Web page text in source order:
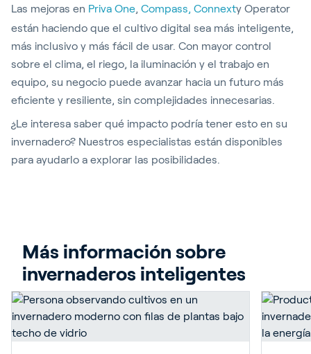
Las mejoras en Priva One, Compass, Connexty Operator
están haciendo que el cultivo digital sea más inteligente,
más inclusivo y más fácil de usar. Con mayor control
sobre el clima, el riego, la iluminación y el trabajo en
equipo, su negocio puede avanzar hacia un futuro más
eficiente y resiliente, sin complejidades innecesarias.
¿Le interesa saber qué impacto podría tener esto en su
invernadero? Nuestros especialistas están disponibles
para ayudarlo a explorar las posibilidades.
Más información sobre
invernaderos inteligentes